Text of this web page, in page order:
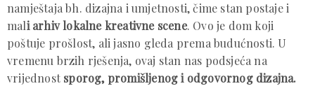
namještaja bh. dizajna i umjetnosti, čime stan postaje i
mali arhiv lokalne kreativne scene. Ovo je dom koji
poštuje prošlost, ali jasno gleda prema budućnosti. U
vremenu brzih rješenja, ovaj stan nas podsjeća na
vrijednost sporog, promišljenog i odgovornog dizajna.